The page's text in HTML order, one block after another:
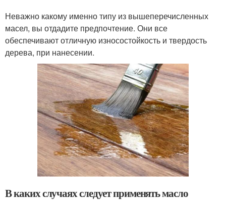
Неважно какому именно типу из вышеперечисленных
масел, вы отдадите предпочтение. Они все
обеспечивают отличную износостойкость и твердость
дерева, при нанесении.
В каких случаях следует применять масло